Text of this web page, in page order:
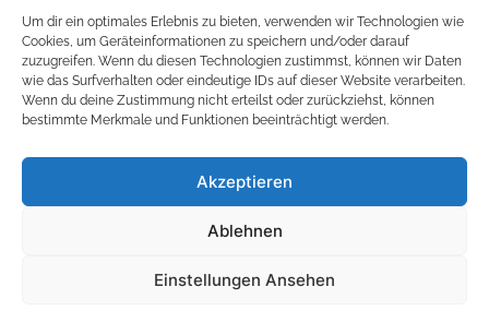
Um dir ein optimales Erlebnis zu bieten, verwenden wir Technologien wie
Cookies, um Geräteinformationen zu speichern und/oder darauf
zuzugreifen. Wenn du diesen Technologien zustimmst, können wir Daten
wie das Surfverhalten oder eindeutige IDs auf dieser Website verarbeiten.
Wenn du deine Zustimmung nicht erteilst oder zurückziehst, können
bestimmte Merkmale und Funktionen beeinträchtigt werden.
Akzeptieren
Ablehnen
Einstellungen Ansehen
Oktober 2017(2)
September 2017(2)
März 2017 (1)
Privacy Policy|Cookie-Richtlinie (EU)
Copyright © 2026Dr. Martin Rupitz| Powered by